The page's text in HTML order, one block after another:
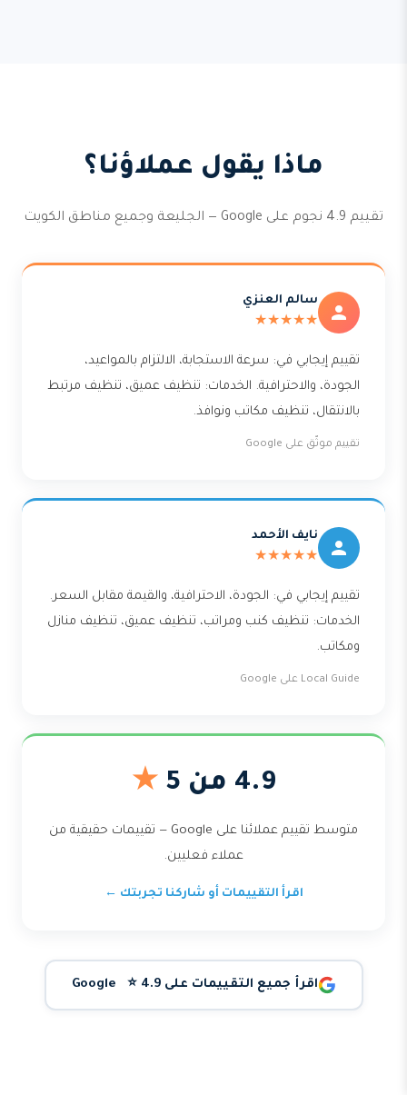
ماذا يقول عملاؤنا؟
تقييم 4.9 نجوم على Google — الجليعة وجميع مناطق الكويت
سالم العنزي
★★★★★
تقييم إيجابي في: سرعة الاستجابة، الالتزام بالمواعيد،
الجودة، والاحترافية. الخدمات: تنظيف عميق، تنظيف مرتبط
بالانتقال، تنظيف مكاتب ونوافذ.
تقييم موثّق على Google
نايف الأحمد
★★★★★
تقييم إيجابي في: الجودة، الاحترافية، والقيمة مقابل السعر.
الخدمات: تنظيف كنب ومراتب، تنظيف عميق، تنظيف منازل
ومكاتب.
Local Guide على Google
4.9 من 5 ★
متوسط تقييم عملائنا على Google — تقييمات حقيقية من
عملاء فعليين.
اقرأ التقييمات أو شاركنا تجربتك ←
اقرأ جميع التقييمات على Google ⭐ 4.9